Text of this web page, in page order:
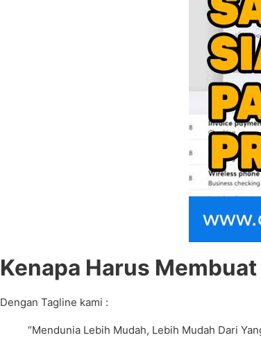
Kenapa Harus
Dengan Tagline kami :
“Mendunia Lebih Mudah, Lebih Mudah Dari